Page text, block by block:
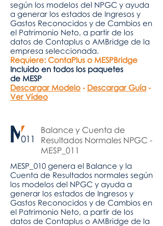
según los modelos del NPGC y ayuda
a generar los estados de Ingresos y
Gastos Reconocidos y de Cambios en
el Patrimonio Neto, a partir de los
datos de Contaplus o AMBridge de la
empresa seleccionada.
Requiere: ContaPlus o MESPBridge
Incluido en todos los paquetes
de MESP
Descargar Modelo - Descargar Guía -
Ver Vídeo
Balance y Cuenta de
Resultados Normales NPGC -
MESP_011
MESP_010 genera el Balance y la
Cuenta de Resultados normales según
los modelos del NPGC y ayuda a
generar los estados de Ingresos y
Gastos Reconocidos y de Cambios en
el Patrimonio Neto, a partir de los
datos de Contaplus o AMBridge de la